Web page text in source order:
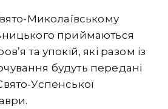
Миколаївському
приймаються
та упокій, які разом із
будуть передані
Успенської